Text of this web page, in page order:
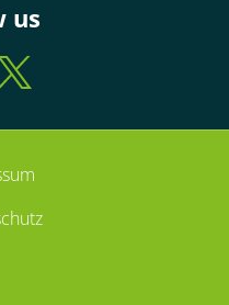
us